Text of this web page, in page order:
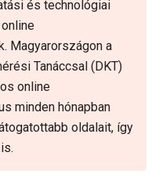
és technológiai
Magyarországon a
Tanáccsal (DKT)
online
minden hónapban
oldalait, így